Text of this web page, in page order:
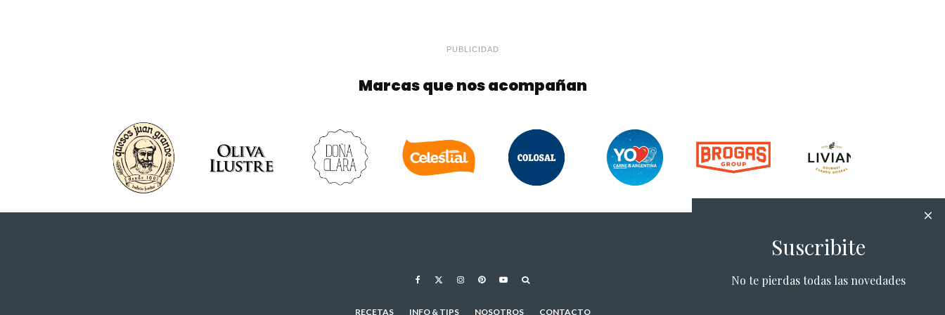
PUBLICIDAD
Marcas que nos acompañan
RECETAS INFO & TIPS NOSOTROS CONTACTO
Suscribite
No te pierdas todas las novedades